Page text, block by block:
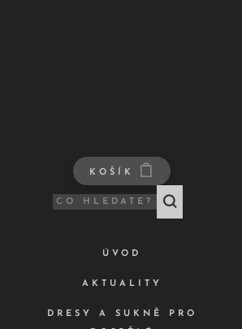
KOŠÍK
ÚVOD
AKTUALITY
DRESY A SUKNĚ PRO